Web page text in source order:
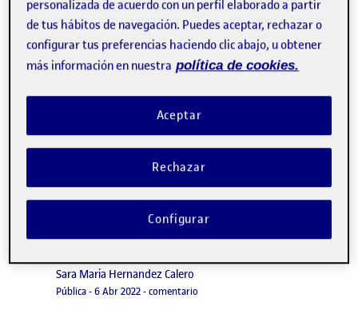
Publicado porPEC 3. ¡PONLE CARA A TU PUBLICACIÓN,
DISEÑA UNA PORTADA!
Publicado por
Sara Maria Hernandez Calero
Visibilidad:
Pública-Fecha de publicación
6 Abr 2022-comentario
personalizada de acuerdo con un perfil elaborado a partir
de tus hábitos de navegación. Puedes aceptar, rechazar o
configurar tus preferencias haciendo clic abajo, u obtener
más información en nuestra política de cookies.
Rechazar
Aceptar
Configurar